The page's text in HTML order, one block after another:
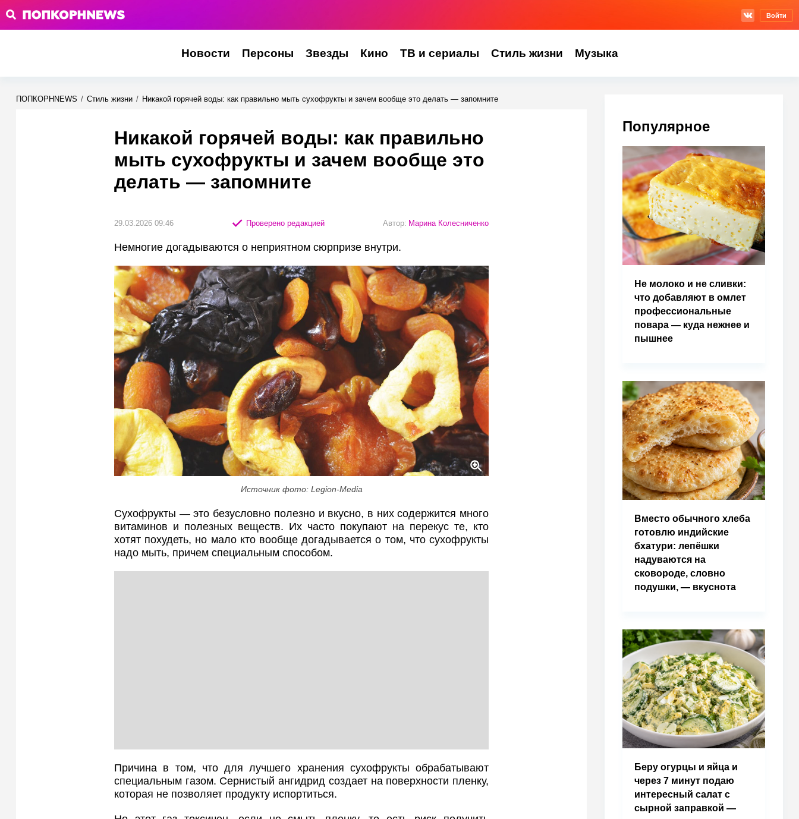
Войти
Новости Персоны Звезды Кино ТВ и сериалы Стиль жизни Музыка
ПОПКОРНNEWS / Стиль жизни / Никакой горячей воды: как правильно мыть сухофрукты и зачем вообще это делать — запомните
Никакой горячей воды: как правильно
мыть сухофрукты и зачем вообще это
делать — запомните
29.03.2026 09:46 Проверено редакцией Автор: Марина Колесниченко
Немногие догадываются о неприятном сюрпризе внутри.
Источник фото: Legion-Media
Сухофрукты — это безусловно полезно и вкусно, в них содержится много
витаминов и полезных веществ. Их часто покупают на перекус те, кто
хотят похудеть, но мало кто вообще догадывается о том, что сухофрукты
надо мыть, причем специальным способом.
Причина в том, что для лучшего хранения сухофрукты обрабатывают
специальным газом. Сернистый ангидрид создает на поверхности пленку,
которая не позволяет продукту испортиться.
Популярное
Не молоко и не сливки:
что добавляют в омлет
профессиональные
повара — куда нежнее и
пышнее
Вместо обычного хлеба
готовлю индийские
бхатури: лепёшки
надуваются на
сковороде, словно
подушки, — вкуснота
Беру огурцы и яйца и
через 7 минут подаю
интересный салат с
сырной заправкой —